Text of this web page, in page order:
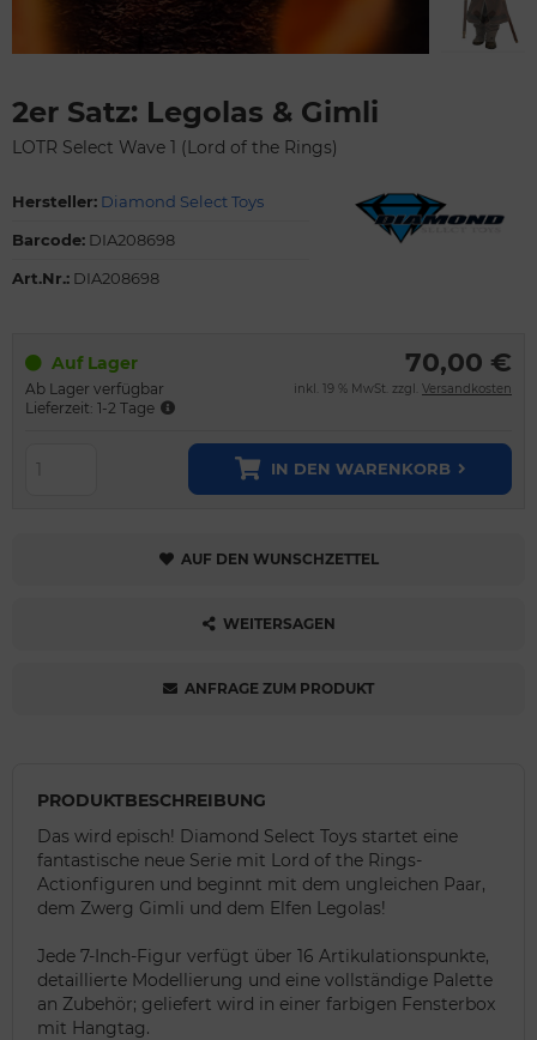
2er Satz: Legolas & Gimli
LOTR Select Wave 1 (Lord of the Rings)
Hersteller: Diamond Select Toys
Barcode: DIA208698
Art.Nr.: DIA208698
Auf Lager
Ab Lager verfügbar
Lieferzeit: 1-2 Tage
70,00 €
inkl. 19 % MwSt. zzgl. Versandkosten
IN DEN WARENKORB
AUF DEN WUNSCHZETTEL
WEITERSAGEN
ANFRAGE ZUM PRODUKT
PRODUKTBESCHREIBUNG
Das wird episch! Diamond Select Toys startet eine
fantastische neue Serie mit Lord of the Rings-
Actionfiguren und beginnt mit dem ungleichen Paar,
dem Zwerg Gimli und dem Elfen Legolas!
Jede 7-Inch-Figur verfügt über 16 Artikulationspunkte,
detaillierte Modellierung und eine vollständige Palette
an Zubehör; geliefert wird in einer farbigen Fensterbox
mit Hangtag.